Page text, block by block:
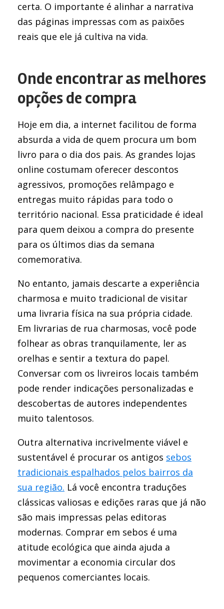
certa. O importante é alinhar a narrativa
das páginas impressas com as paixões
reais que ele já cultiva na vida.
Onde encontrar as melhores
opções de compra
Hoje em dia, a internet facilitou de forma
absurda a vida de quem procura um bom
livro para o dia dos pais. As grandes lojas
online costumam oferecer descontos
agressivos, promoções relâmpago e
entregas muito rápidas para todo o
território nacional. Essa praticidade é ideal
para quem deixou a compra do presente
para os últimos dias da semana
comemorativa.
No entanto, jamais descarte a experiência
charmosa e muito tradicional de visitar
uma livraria física na sua própria cidade.
Em livrarias de rua charmosas, você pode
folhear as obras tranquilamente, ler as
orelhas e sentir a textura do papel.
Conversar com os livreiros locais também
pode render indicações personalizadas e
descobertas de autores independentes
muito talentosos.
Outra alternativa incrivelmente viável e
sustentável é procurar os antigos sebos
tradicionais espalhados pelos bairros da
sua região. Lá você encontra traduções
clássicas valiosas e edições raras que já não
são mais impressas pelas editoras
modernas. Comprar em sebos é uma
atitude ecológica que ainda ajuda a
movimentar a economia circular dos
pequenos comerciantes locais.